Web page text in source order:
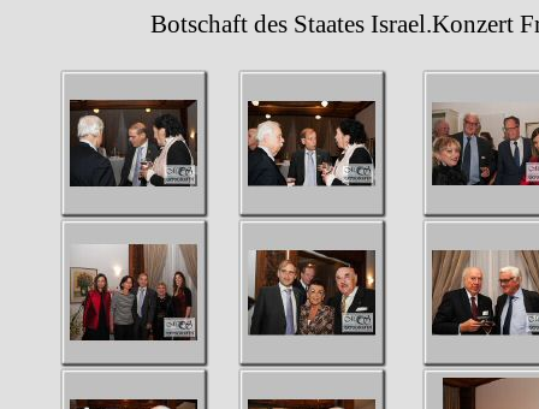
Botschaft des Staates Israel.Konzert